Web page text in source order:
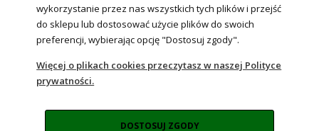
POKAŻ PEŁNĄ WERSJĘ STRONY
Sklep internetowy Shoper Premium
wykorzystanie przez nas wszystkich tych plików i przejść
do sklepu lub dostosować użycie plików do swoich
preferencji, wybierając opcję "Dostosuj zgody".
Więcej o plikach cookies przeczytasz w naszej Polityce
prywatności.
DOSTOSUJ ZGODY